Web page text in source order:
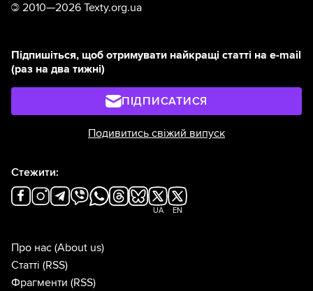
© 2010—2026 Texty.org.ua
Підпишіться, щоб отримувати найкращі статті на e-mail
(раз на два тижні)
ПІДПИСАТИСЯ
Подивитись свіжий випуск
Стежити:
UA EN
Про нас (About us)
Статті (RSS)
Фрагменти (RSS)